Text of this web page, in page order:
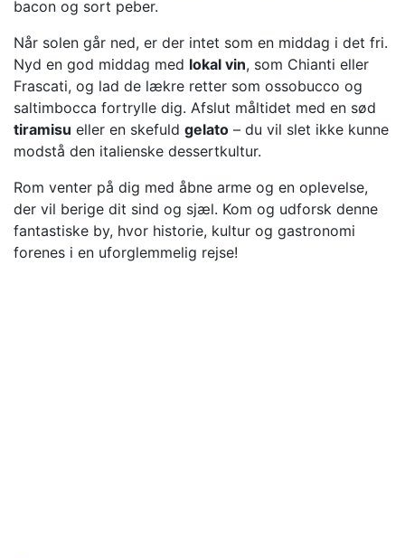
bacon og sort peber.
Når solen går ned, er der intet som en middag i det fri.
Nyd en god middag med lokal vin, som Chianti eller
Frascati, og lad de lækre retter som ossobucco og
saltimbocca fortrylle dig. Afslut måltidet med en sød
tiramisu eller en skefuld gelato – du vil slet ikke kunne
modstå den italienske dessertkultur.
Rom venter på dig med åbne arme og en oplevelse,
der vil berige dit sind og sjæl. Kom og udforsk denne
fantastiske by, hvor historie, kultur og gastronomi
forenes i en uforglemmelig rejse!